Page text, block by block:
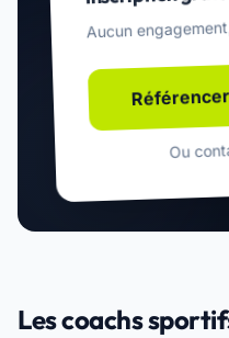
Aucun
Ou
Les coachs